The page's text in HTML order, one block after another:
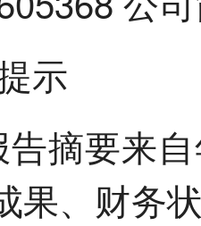
示
摘要来
果、财务